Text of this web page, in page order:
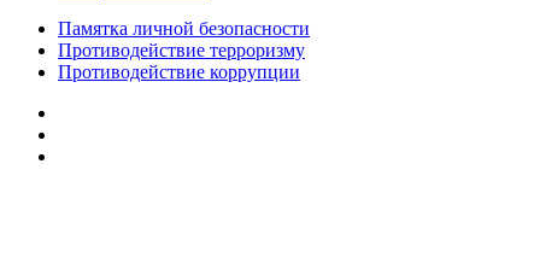
Памятка личной безопасности
Противодействие терроризму
Противодействие коррупции